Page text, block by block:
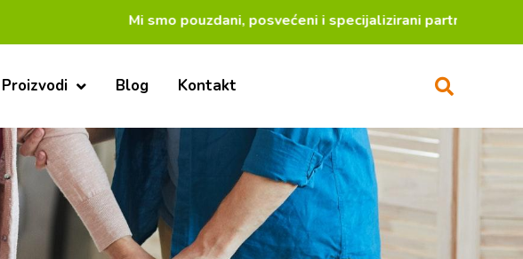
Mi smo pouzdani, posvećeni i specijalizirani partneri za lakši
Proizvodi Blog Kontakt